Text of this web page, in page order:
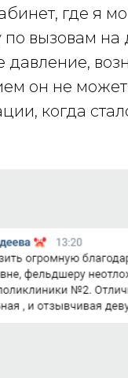
где я
по вызовам
давление,
он не
когда